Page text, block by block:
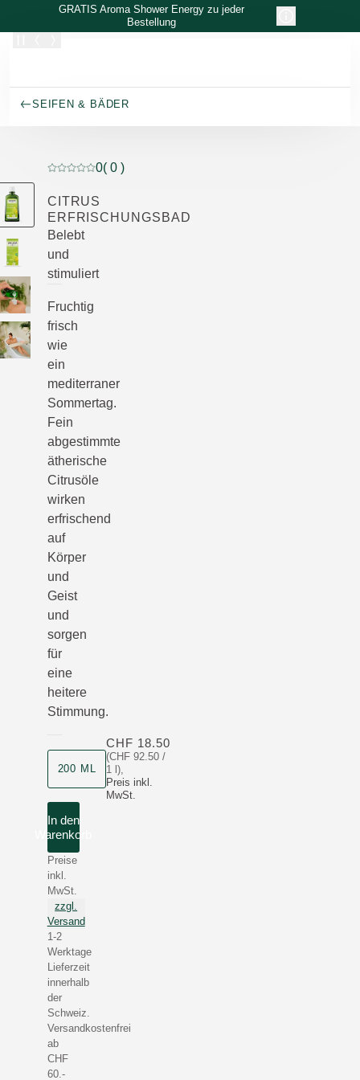
Zum Hauptinhalt wechseln
GRATIS Aroma Shower Energy zu jeder
Bestellung
SEIFEN & BÄDER
Aktuelle Bewertung: 0 von 5 Sternen bewertet von 0
0( 0 )
CITRUS
ERFRISCHUNGSBAD
Belebt
und
stimuliert
Fruchtig
frisch
wie
ein
mediterraner
Sommertag.
Fein
abgestimmte
ätherische
Citrusöle
wirken
erfrischend
auf
Körper
und
Geist
und
sorgen
für
eine
heitere
Stimmung.
Produktgrösse
200 ML
(CHF 92.50 /
1 l),
Preis inkl.
MwSt.
CHF 18.50
In den
Warenkorb
Preise
inkl.
MwSt.
zzgl.
Versand
1-2
Werktage
Lieferzeit
innerhalb
der
Schweiz.
Versandkostenfrei
ab
CHF
60.-